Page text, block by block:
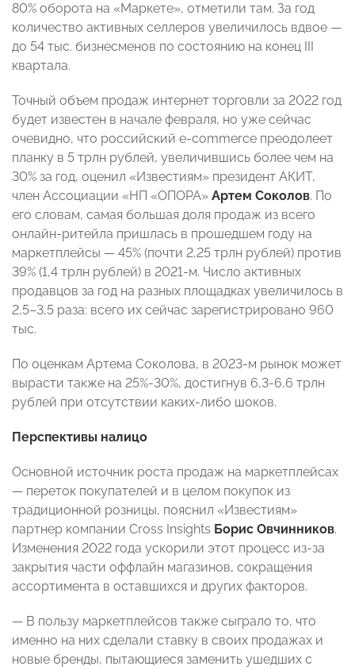
80% оборота на «Маркете», отметили там. За год
количество активных селлеров увеличилось вдвое —
до 54 тыс. бизнесменов по состоянию на конец III
квартала.
Точный объем продаж интернет торговли за 2022 год
будет известен в начале февраля, но уже сейчас
очевидно, что российский e-commerce преодолеет
планку в 5 трлн рублей, увеличившись более чем на
30% за год, оценил «Известиям» президент АКИТ,
член Ассоциации «НП «ОПОРА» Артем Соколов. По
его словам, самая большая доля продаж из всего
онлайн-ритейла пришлась в прошедшем году на
маркетплейсы — 45% (почти 2,25 трлн рублей) против
39% (1,4 трлн рублей) в 2021-м. Число активных
продавцов за год на разных площадках увеличилось в
2,5–3,5 раза: всего их сейчас зарегистрировано 960
тыс.
По оценкам Артема Соколова, в 2023-м рынок может
вырасти также на 25%-30%, достигнув 6,3-6,6 трлн
рублей при отсутствии каких-либо шоков.
Перспективы налицо
Основной источник роста продаж на маркетплейсах
— переток покупателей и в целом покупок из
традиционной розницы, пояснил «Известиям»
партнер компании Cross Insights Борис Овчинников.
Изменения 2022 года ускорили этот процесс из-за
закрытия части оффлайн магазинов, сокращения
ассортимента в оставшихся и других факторов.
— В пользу маркетплейсов также сыграло то, что
именно на них сделали ставку в своих продажах и
новые бренды, пытающиеся заменить ушедших с